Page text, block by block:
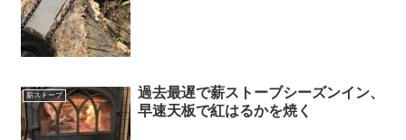
薪ストーブ
過去最遅で薪ストーブシーズンイン、
早速天板で紅はるかを焼く